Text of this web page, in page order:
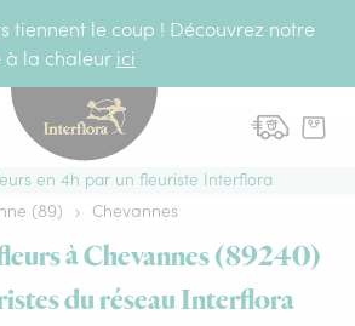
tiennent le coup ! Découvrez notre
à la chaleur ici
en 4h par un fleuriste Interflora
(89) › Chevannes
à Chevannes (89240)
du réseau Interflora